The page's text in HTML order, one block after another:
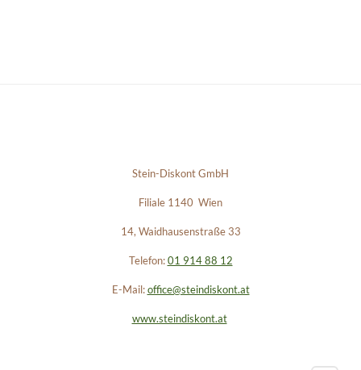
Stein-Diskont GmbH
Filiale 1140 Wien
14, Waidhausenstraße 33
Telefon: 01 914 88 12
E-Mail: office@steindiskont.at
www.steindiskont.at